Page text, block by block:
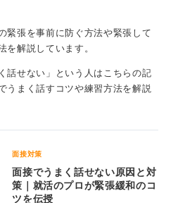
るための一つの要素に過ぎな
になりすぎているから緊張す
くさんいますし、面接官は緊
ているので、その後できちん
まなら問題ありと考えます。
ではなく、仕事をしに来てい
ことで話せなくなる、という矛
ないからです。その程度のこ
緊張を事前に防ぐ方法や緊張して
を解説しています。
話せない」という人はこちらの記
うまく話すコツや練習方法を解説
面接対策
面接でうまく話せない原因と対
策｜就活のプロが緊張緩和のコ
ツを伝授